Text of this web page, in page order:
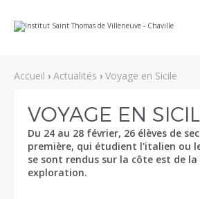
au
la
personnels
Accueil › Actualités › Voyage en Sicile
VOYAGE EN
Du 24 au 28 février, 26 élèves de
première, qui étudient l'italien ou
se sont rendus sur la côte est de la
exploration.